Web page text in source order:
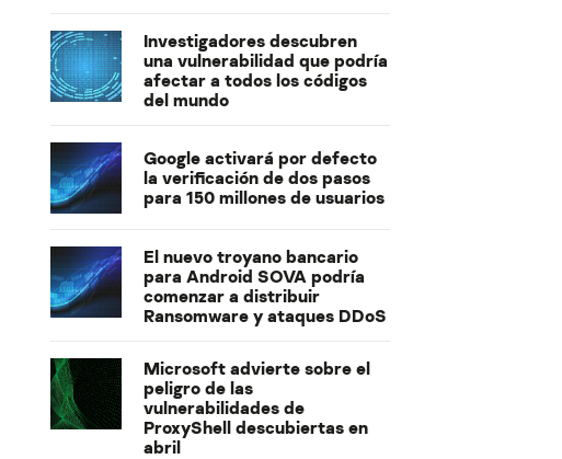
Investigadores descubren
una vulnerabilidad que podría
afectar a todos los códigos
del mundo
Google activará por defecto
la verificación de dos pasos
para 150 millones de usuarios
El nuevo troyano bancario
para Android SOVA podría
comenzar a distribuir
Ransomware y ataques DDoS
Microsoft advierte sobre el
peligro de las
vulnerabilidades de
ProxyShell descubiertas en
abril